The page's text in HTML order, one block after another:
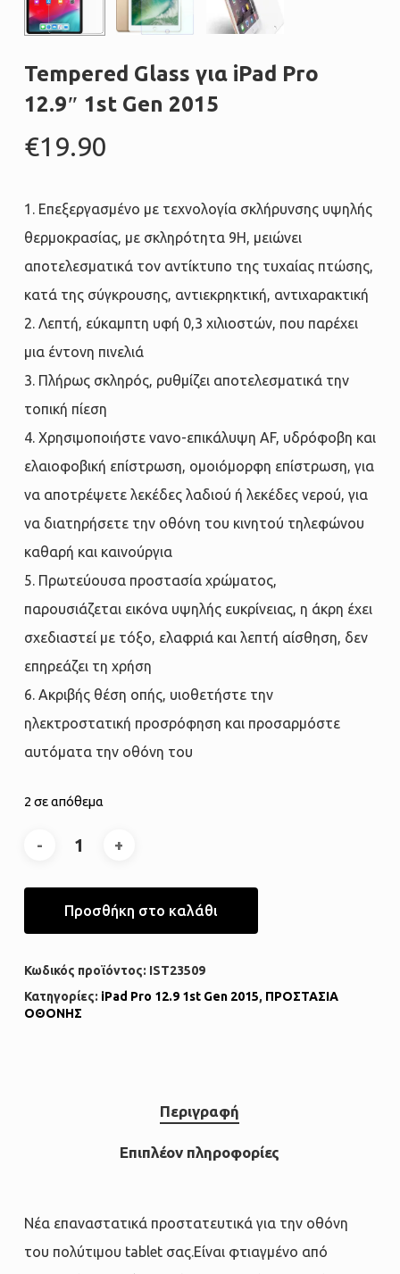
Tempered Glass για iPad Pro
12.9″ 1st Gen 2015
€19.90
1. Επεξεργασμένο με τεχνολογία σκλήρυνσης υψηλής
θερμοκρασίας, με σκληρότητα 9H, μειώνει
αποτελεσματικά τον αντίκτυπο της τυχαίας πτώσης,
κατά της σύγκρουσης, αντιεκρηκτική, αντιχαρακτική
2. Λεπτή, εύκαμπτη υφή 0,3 χιλιοστών, που παρέχει
μια έντονη πινελιά
3. Πλήρως σκληρός, ρυθμίζει αποτελεσματικά την
τοπική πίεση
4. Χρησιμοποιήστε νανο-επικάλυψη AF, υδρόφοβη και
ελαιοφοβική επίστρωση, ομοιόμορφη επίστρωση, για
να αποτρέψετε λεκέδες λαδιού ή λεκέδες νερού, για
να διατηρήσετε την οθόνη του κινητού τηλεφώνου
καθαρή και καινούργια
5. Πρωτεύουσα προστασία χρώματος,
παρουσιάζεται εικόνα υψηλής ευκρίνειας, η άκρη έχει
σχεδιαστεί με τόξο, ελαφριά και λεπτή αίσθηση, δεν
επηρεάζει τη χρήση
6. Ακριβής θέση οπής, υιοθετήστε την
ηλεκτροστατική προσρόφηση και προσαρμόστε
αυτόματα την οθόνη του
2 σε απόθεμα
Προσθήκη στο καλάθι
Κωδικός προϊόντος: IST23509
Κατηγορίες: iPad Pro 12.9 1st Gen 2015, ΠΡΟΣΤΑΣΙΑ
ΟΘΟΝΗΣ
Περιγραφή
Επιπλέον πληροφορίες
Νέα επαναστατικά προστατευτικά για την οθόνη
του πολύτιμου tablet σας.Eίναι φτιαγμένο από